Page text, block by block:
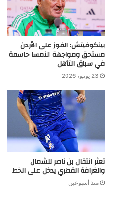
بيتكوفيتش: الفوز على الأردن
مستحق ومواجهة النمسا حاسمة
في سباق التأهل
23 يونيو، 2026
تعثر انتقال بن ناصر للشمال
والغرافة القطري يدخل على الخط
منذ أسبوعين